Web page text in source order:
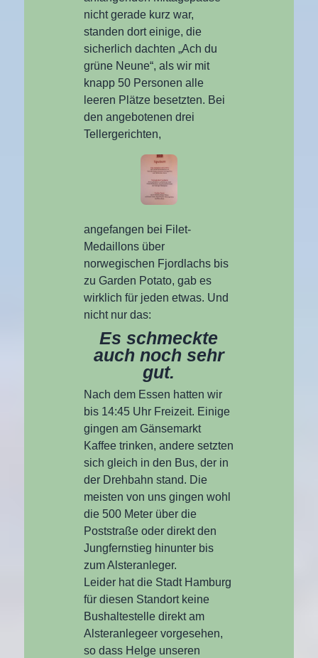
nicht gerade kurz war,
standen dort einige, die
sicherlich dachten „Ach du
grüne Neune“, als wir mit
knapp 50 Personen alle
leeren Plätze besetzten. Bei
den angebotenen drei
Tellergerichten,
angefangen bei Filet-
Medaillons über
norwegischen Fjordlachs bis
zu Garden Potato, gab es
wirklich für jeden etwas. Und
nicht nur das:
Es schmeckte
auch noch sehr
gut.
Nach dem Essen hatten wir
bis 14:45 Uhr Freizeit. Einige
gingen am Gänsemarkt
Kaffee trinken, andere setzten
sich gleich in den Bus, der in
der Drehbahn stand. Die
meisten von uns gingen wohl
die 500 Meter über die
Poststraße oder direkt den
Jungfernstieg hinunter bis
zum Alsteranleger.
Leider hat die Stadt Hamburg
für diesen Standort keine
Bushaltestelle direkt am
Alsteranlegeer vorgesehen,
so dass Helge unseren